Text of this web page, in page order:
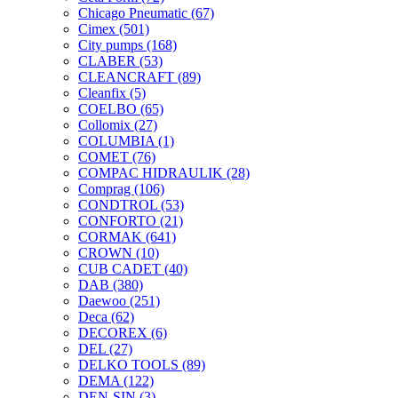
Chicago Pneumatic (67)
Cimex (501)
City pumps (168)
CLABER (53)
CLEANCRAFT (89)
Cleanfix (5)
COELBO (65)
Collomix (27)
COLUMBIA (1)
COMET (76)
COMPAC HIDRAULIK (28)
Comprag (106)
CONDTROL (53)
CONFORTO (21)
CORMAK (641)
CROWN (10)
CUB CADET (40)
DAB (380)
Daewoo (251)
Deca (62)
DECOREX (6)
DEL (27)
DELKO TOOLS (89)
DEMA (122)